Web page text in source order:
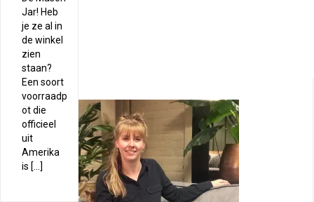
Jar! Heb
je ze al in
de winkel
zien
staan?
Een soort
voorraadp
ot die
officieel
uit
Amerika
is […]